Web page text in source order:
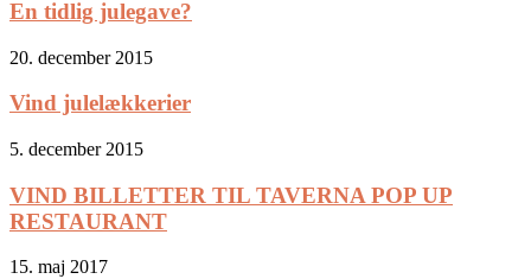
En tidlig julegave?
20. december 2015
Vind julelækkerier
5. december 2015
VIND BILLETTER TIL TAVERNA POP UP
RESTAURANT
15. maj 2017